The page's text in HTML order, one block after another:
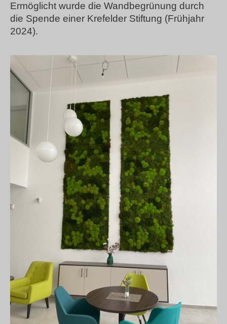
Ermöglicht wurde die Wandbegrünung durch
die Spende einer Krefelder Stiftung (Frühjahr
2024).